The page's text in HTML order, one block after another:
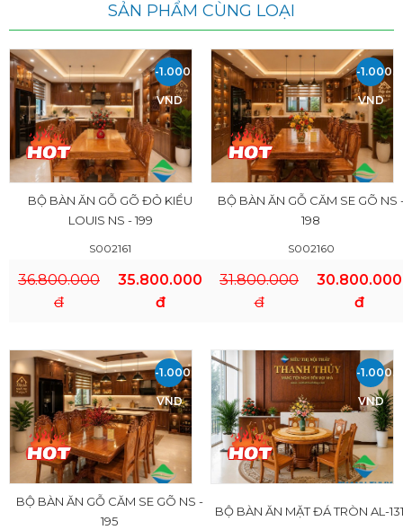
SẢN PHẨM CÙNG LOẠI
-1.000.000
VND
BỘ BÀN ĂN GỖ GÕ ĐỎ KIỂU
LOUIS NS - 199
S002161
36.800.000
đ
35.800.000
đ
-
VND
BỘ BÀN ĂN GỖ CĂM SE GÕ NS
198
S002160
31.800.000
đ
30.800.000
đ
-1.000.000
VND
BỘ BÀN ĂN GỖ CĂM SE GÕ NS -
195
-
VND
BỘ BÀN ĂN MẶT ĐÁ TRÒN AL-131